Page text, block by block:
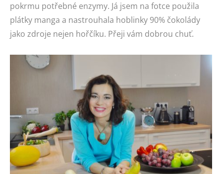
pokrmu potřebné enzymy. Já jsem na fotce použila
plátky manga a nastrouhala hoblinky 90% čokolády
jako zdroje nejen hořčíku. Přeji vám dobrou chuť.